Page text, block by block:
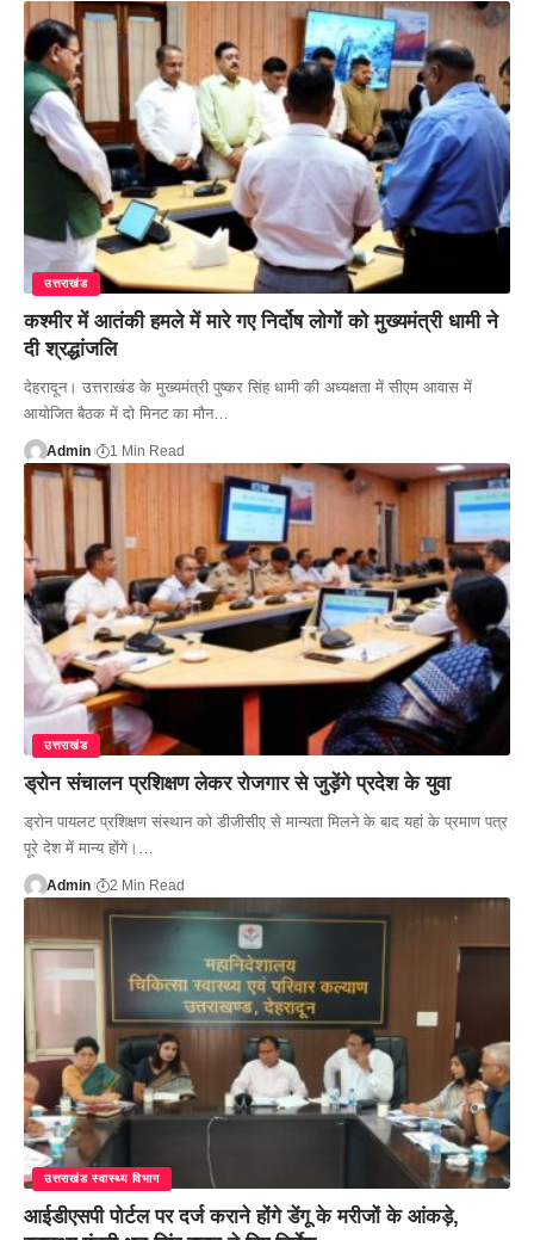
उत्तराखंड
कश्मीर में आतंकी हमले में मारे गए निर्दोष लोगों को मुख्यमंत्री धामी ने
दी श्रद्धांजलि
देहरादून। उत्तराखंड के मुख्यमंत्री पुष्कर सिंह धामी की अध्यक्षता में सीएम आवास में
आयोजित बैठक में दो मिनट का मौन…
Admin 1 Min Read
उत्तराखंड
ड्रोन संचालन प्रशिक्षण लेकर रोजगार से जुड़ेंगे प्रदेश के युवा
ड्रोन पायलट प्रशिक्षण संस्थान को डीजीसीए से मान्यता मिलने के बाद यहां के प्रमाण पत्र
पूरे देश में मान्य होंगे।…
Admin 2 Min Read
उत्तराखंड स्वास्थ्य विभाग
आईडीएसपी पोर्टल पर दर्ज कराने होंगे डेंगू के मरीजों के आंकड़े,